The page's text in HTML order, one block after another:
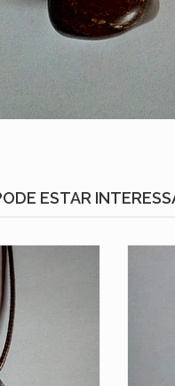
ESTAR